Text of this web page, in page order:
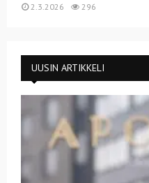
2.3.2026 296
UUSIN ARTIKKELI